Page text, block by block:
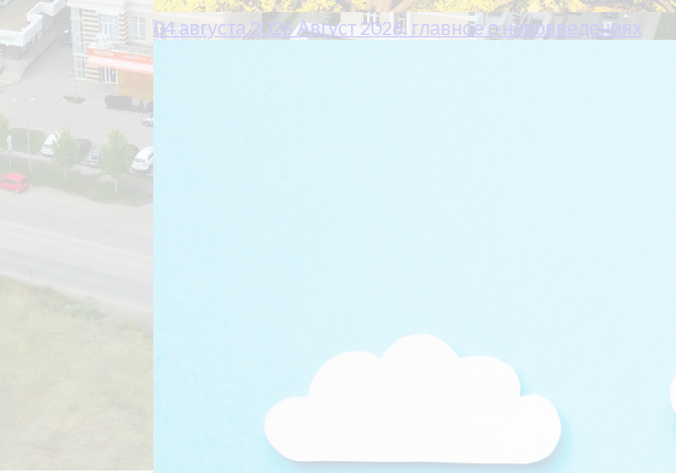
04 августа 2026Август 2026: главное о нововведениях